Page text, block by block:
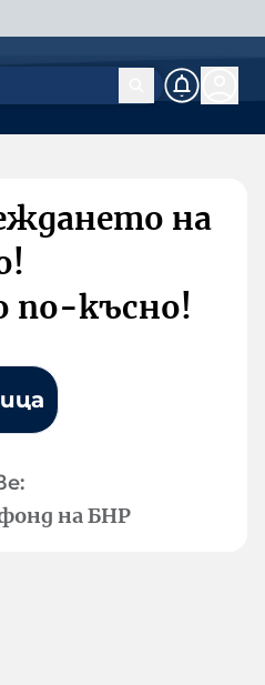
на
по-късно!
на БНР